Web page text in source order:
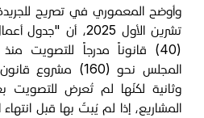
تشرين الأول 2025،
(40) قانوناً مدرجاً للتصويت
المجلس نحو (160)
وثانية لكنّها لم تُعرض
المشاريع، إذا لم يُبتّ بها قبل انتهاء